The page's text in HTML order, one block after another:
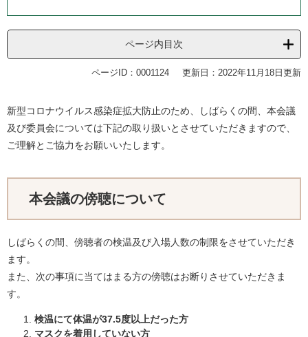
ページ内目次
ページID：0001124 更新日：2022年11月18日更新
新型コロナウイルス感染症拡大防止のため、しばらくの間、本会議
及び委員会については下記の取り扱いとさせていただきますので、
ご理解とご協力をお願いいたします。
本会議の傍聴について
しばらくの間、傍聴者の検温及び入場人数の制限をさせていただき
ます。
また、次の事項に当てはまる方の傍聴はお断りさせていただきま
す。
検温にて体温が37.5度以上だった方
マスクを着用していない方